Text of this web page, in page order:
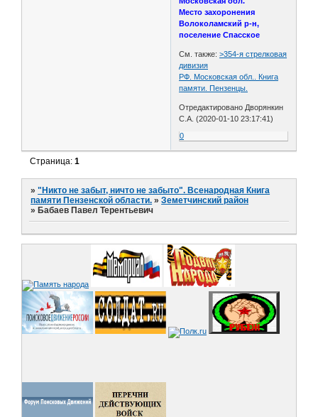
Место захоронения
Волоколамский р-н,
поселение Спасское
См. также:>354-я стрелковая
дивизия
РФ. Московская обл.. Книга
памяти. Пензенцы.
Отредактировано Дворянкин
С.А. (2020-01-10 23:17:41)
0
Страница:1
»"Никто не забыт, ничто не забыто". Всенародная Книга
памяти Пензенской области. »Земетчинский район
» Бабаев Павел Терентьевич